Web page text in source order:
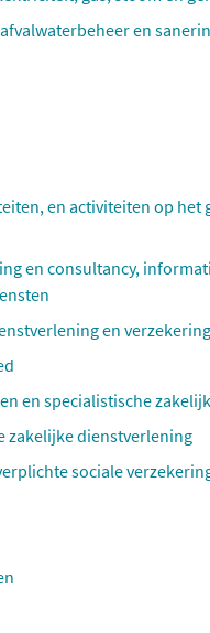
en
en activiteiten op
en consultancy,
en
en specialistische
zakelijke dienstverlening
sociale